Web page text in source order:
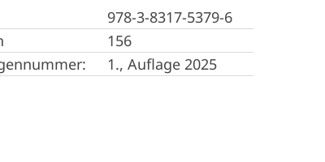
978-3-8317-5379-6
156
1., Auflage 2025